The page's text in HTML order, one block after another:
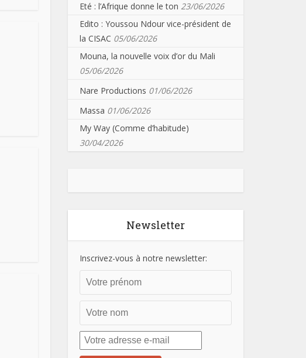
Eté : l’Afrique donne le ton 23/06/2026
Edito : Youssou Ndour vice-président de
la CISAC 05/06/2026
Mouna, la nouvelle voix d’or du Mali
05/06/2026
Nare Productions 01/06/2026
Massa 01/06/2026
My Way (Comme d’habitude)
30/04/2026
Newsletter
Inscrivez-vous à notre newsletter: